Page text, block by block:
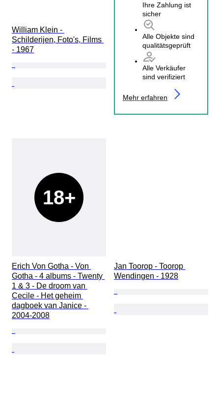
Ihre Zahlung ist
sicher
Alle Objekte sind
qualitätsgeprüft
Alle Verkäufer
sind verifiziert
Mehr erfahren
William Klein -
Schilderijen, Foto's, Films
- 1967
18+
Erich Von Gotha - Von
Gotha - 4 albums - Twenty
1 & 3 - De droom van
Cecile - Het geheim
dagboek van Janice -
2004-2008
Jan Toorop - Toorop
Wendingen - 1928